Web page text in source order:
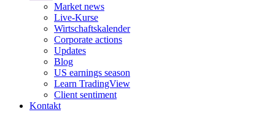
Market news
Live-Kurse
Wirtschaftskalender
Corporate actions
Updates
Blog
US earnings season
Learn TradingView
Client sentiment
Kontakt